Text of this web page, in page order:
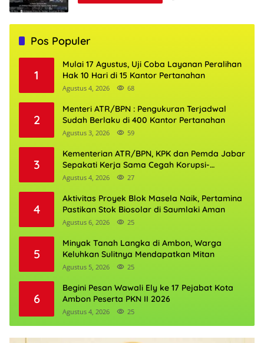
Pos Populer
1
Mulai 17 Agustus, Uji Coba Layanan Peralihan
Hak 10 Hari di 15 Kantor Pertanahan
Agustus 4, 2026 68
2
Menteri ATR/BPN : Pengukuran Terjadwal
Sudah Berlaku di 400 Kantor Pertanahan
Agustus 3, 2026 59
3
Kementerian ATR/BPN, KPK dan Pemda Jabar
Sepakati Kerja Sama Cegah Korupsi-
Penguatan Ekonomi
Agustus 4, 2026 27
4
Aktivitas Proyek Blok Masela Naik, Pertamina
Pastikan Stok Biosolar di Saumlaki Aman
Agustus 6, 2026 25
5
Minyak Tanah Langka di Ambon, Warga
Keluhkan Sulitnya Mendapatkan Mitan
Agustus 5, 2026 25
6
Begini Pesan Wawali Ely ke 17 Pejabat Kota
Ambon Peserta PKN II 2026
Agustus 4, 2026 25